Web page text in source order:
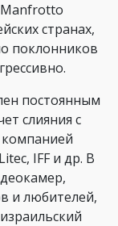
Manfrotto
странах,
поклонников
постоянным
слияния с
IFF и др. В
и любителей,